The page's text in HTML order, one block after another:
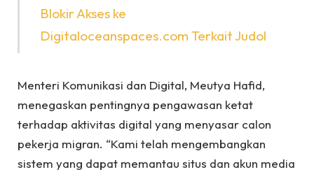
Blokir Akses ke
Digitaloceanspaces.com Terkait Judol
Menteri Komunikasi dan Digital, Meutya Hafid,
menegaskan pentingnya pengawasan ketat
terhadap aktivitas digital yang menyasar calon
pekerja migran. “Kami telah mengembangkan
sistem yang dapat memantau situs dan akun media